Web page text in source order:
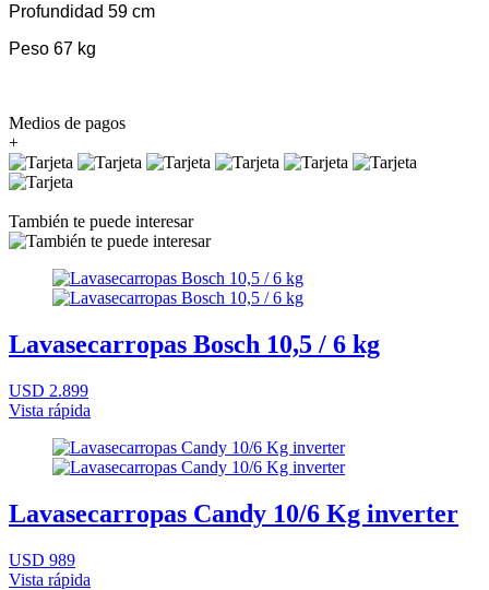
Profundidad 59 cm
Peso 67 kg
Medios de pagos
+
También te puede interesar
Lavasecarropas Bosch 10,5 / 6 kg
USD 2.899
Vista rápida
Lavasecarropas Candy 10/6 Kg inverter
USD 989
Vista rápida